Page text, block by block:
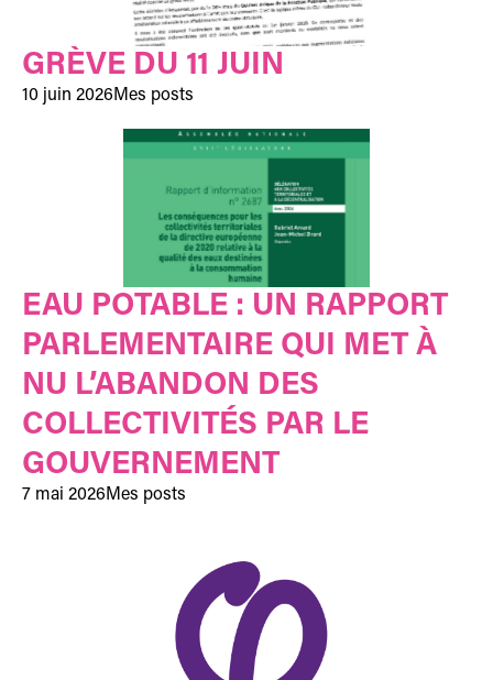
GRÈVE DU 11 JUIN
10 juin 2026 Mes posts
EAU POTABLE : UN RAPPORT
PARLEMENTAIRE QUI MET À
NU L’ABANDON DES
COLLECTIVITÉS PAR LE
GOUVERNEMENT
7 mai 2026 Mes posts